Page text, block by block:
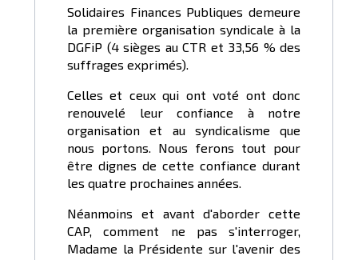
Solidaires Finances Publiques demeure
la première organisation syndicale à la
DGFiP (4 sièges au CTR et 33,56 % des
suffrages exprimés).
Celles et ceux qui ont voté ont donc
renouvelé leur confiance à notre
organisation et au syndicalisme que
nous portons. Nous ferons tout pour
être dignes de cette confiance durant
les quatre prochaines années.
Néanmoins et avant d'aborder cette
CAP, comment ne pas s'interroger,
Madame la Présidente sur l'avenir des